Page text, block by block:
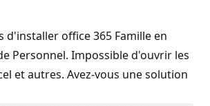
d'installer office 365 Famille en
Personnel. Impossible d'ouvrir les
et autres. Avez-vous une solution